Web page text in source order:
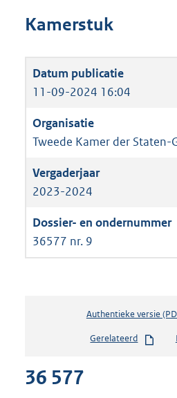
Kamerstuk
11-09-2024 16:04
Tweede Kamer der Staten-
2023-2024
36577 nr. 9
Authentieke versie
Gerelateerd
36 577